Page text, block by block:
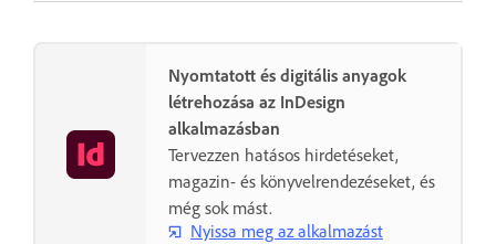
Nyomtatott és digitális anyagok
létrehozása az InDesign
alkalmazásban
Tervezzen hatásos hirdetéseket,
magazin- és könyvelrendezéseket, és
még sok mást.
Nyissa meg az alkalmazást